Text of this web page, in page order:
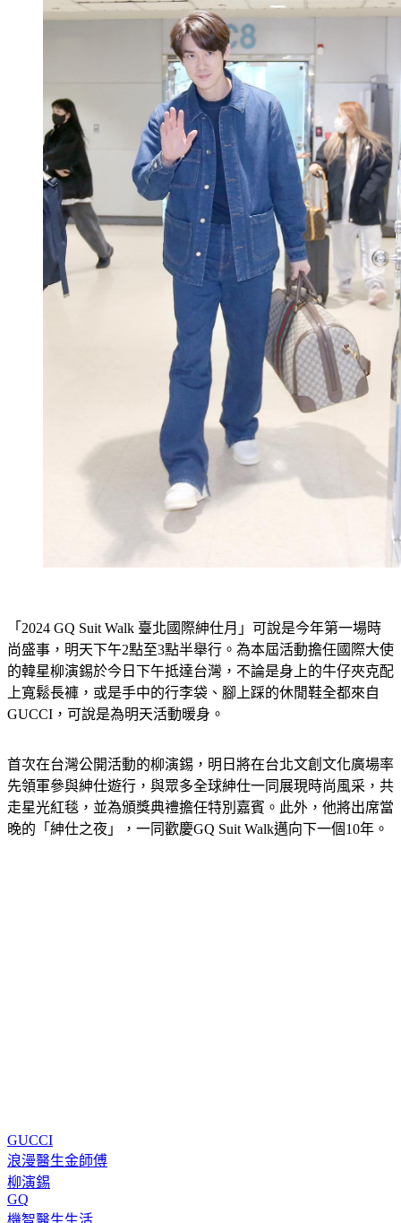
「2024 GQ Suit Walk 臺北國際紳仕月」可說是今年第一場時
尚盛事，明天下午2點至3點半舉行。為本屆活動擔任國際大使
的韓星柳演錫於今日下午抵達台灣，不論是身上的牛仔夾克配
上寬鬆長褲，或是手中的行李袋、腳上踩的休閒鞋全都來自
GUCCI，可說是為明天活動暖身。
首次在台灣公開活動的柳演錫，明日將在台北文創文化廣場率
先領軍參與紳仕遊行，與眾多全球紳仕一同展現時尚風采，共
走星光紅毯，並為頒獎典禮擔任特別嘉賓。此外，他將出席當
晚的「紳仕之夜」，一同歡慶GQ Suit Walk邁向下一個10年。
GUCCI
浪漫醫生金師傅
柳演錫
GQ
機智醫生生活